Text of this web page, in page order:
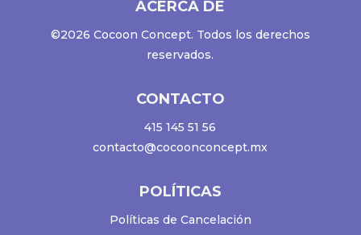
ACERCA DE
©2026 Cocoon Concept. Todos los derechos
reservados.
CONTACTO
415 145 51 56
contacto@cocoonconcept.mx
POLÍTICAS
Políticas de Cancelación